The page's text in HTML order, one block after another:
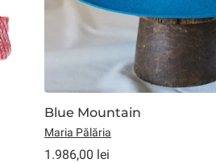
Blue Mountain
Maria Pălăria
1.986,00 lei